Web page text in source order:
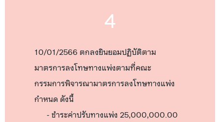
4
10/01/2566 ตกลงยินยอมปฏิบัติตาม
มาตรการลงโทษทางแพ่งตามที่คณะ
กรรมการพิจารณามาตรการลงโทษทางแพ่ง
กำหนด ดังนี้
- ชำระค่าปรับทางแพ่ง 25,000,000.00